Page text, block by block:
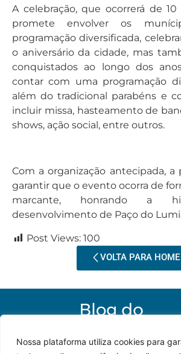
Nossa plataforma utiliza cookies para
A celebração, que ocorrerá de
promete envolver os
programação diversificada,
o aniversário da cidade, mas
conquistados ao longo dos
contar com uma programação
além do tradicional parabéns e
incluir missa, hasteamento de
shows, ação social, entre outros.
Com a organização antecipada, a
garantir que o evento ocorra de
marcante, honrando a
desenvolvimento de Paço do
Post Views: 100
VOLTA PARA HOME